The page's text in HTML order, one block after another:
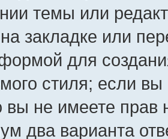
темы или
закладке или
для
стиля; если
не имеете прав
два варианта